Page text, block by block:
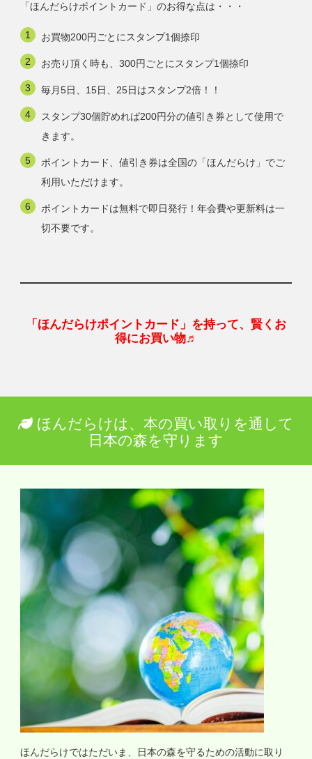
「ほんだらけポイントカード」のお得な点は・・・
お買物200円ごとにスタンプ1個捺印
お売り頂く時も、300円ごとにスタンプ1個捺印
毎月5日、15日、25日はスタンプ2倍！！
スタンプ30個貯めれば200円分の値引き券として使用で
きます。
ポイントカード、値引き券は全国の「ほんだらけ」でご
利用いただけます。
ポイントカードは無料で即日発行！年会費や更新料は一
切不要です。
「ほんだらけポイントカード」を持って、賢くお
得にお買い物♬
ほんだらけは、本の買い取りを通して
日本の森を守ります
ほんだらけではただいま、日本の森を守るための活動に取り